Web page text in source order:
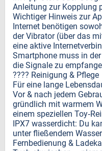
Anleitung zur Kopplung
Wichtiger Hinweis zur
Internet benötigen
der Vibrator (über das
eine aktive
Smartphone muss in
die Signale zu
???? Reinigung & Pflege
Für eine lange
Vor & nach jedem
gründlich mit warmem
einem speziellen
IPX7 wasserdicht: Du
unter fließendem
Fernbedienung &